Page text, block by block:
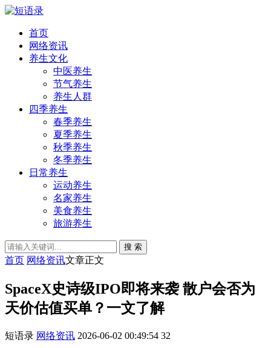
首页
网络资讯
养生文化
中医养生
节气养生
养生人群
四季养生
春季养生
夏季养生
秋季养生
冬季养生
日常养生
运动养生
名家养生
美食养生
旅游养生
搜 索
首页 网络资讯文章正文
SpaceX史诗级IPO即将来袭 散户会否为
天价估值买单？一文了解
短语录 网络资讯 2026-06-02 00:49:54 32